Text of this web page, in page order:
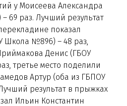
у Моисеева Александра
69 раз. Лучший результат
показал
Школа №896) – 48 раз,
Денис (ГБОУ
третье место поделили
Артур (оба из ГБПОУ
результат в прыжках
Ильин Константин